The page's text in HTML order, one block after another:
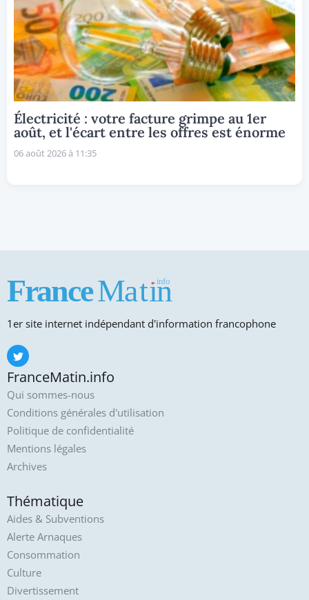
Électricité : votre facture grimpe au 1er
août, et l'écart entre les offres est énorme
06 août 2026 à 11:35
1er site internet indépendant d'information francophone
FranceMatin.info
Qui sommes-nous
Conditions générales d'utilisation
Politique de confidentialité
Mentions légales
Archives
Thématique
Aides & Subventions
Alerte Arnaques
Consommation
Culture
Divertissement